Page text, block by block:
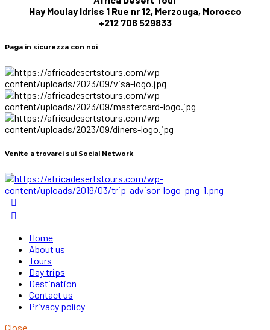
Hay Moulay Idriss 1 Rue nr 12, Merzouga, Morocco
+212 706 529833
Paga in sicurezza con noi
Venite a trovarci sui Social Network
Home
About us
Tours
Day trips
Destination
Contact us
Privacy policy
Close